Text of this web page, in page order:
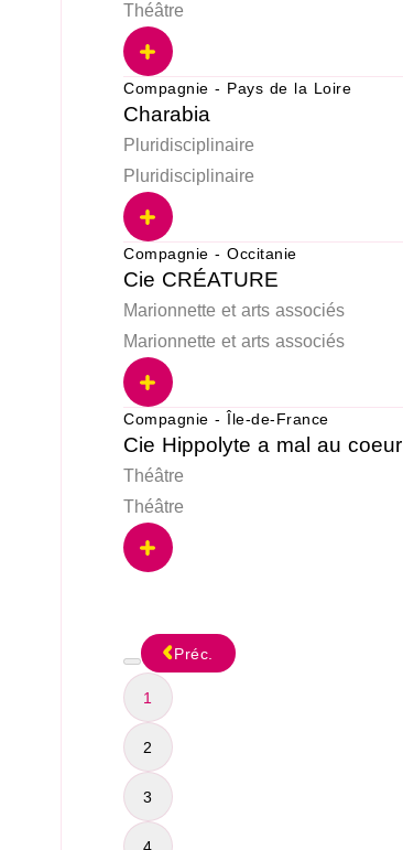
Théâtre
Compagnie - Pays de la Loire
Charabia
Pluridisciplinaire
Pluridisciplinaire
Compagnie - Occitanie
Cie CRÉATURE
Marionnette et arts associés
Marionnette et arts associés
Compagnie - Île-de-France
Cie Hippolyte a mal au coeur
Théâtre
Théâtre
Préc.
1
2
3
4